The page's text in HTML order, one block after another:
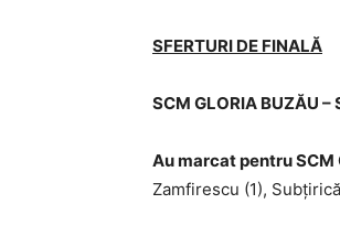
SFERTURI DE FINALĂ
SCM GLORIA BUZĂU
Au marcat pentru SCM
Zamfirescu (1),